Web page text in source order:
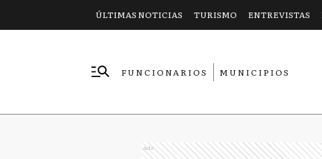
ÚLTIMAS NOTICIAS TURISMO ENTREVISTAS
FUNCIONARIOS
MUNICIPIOS
Ads